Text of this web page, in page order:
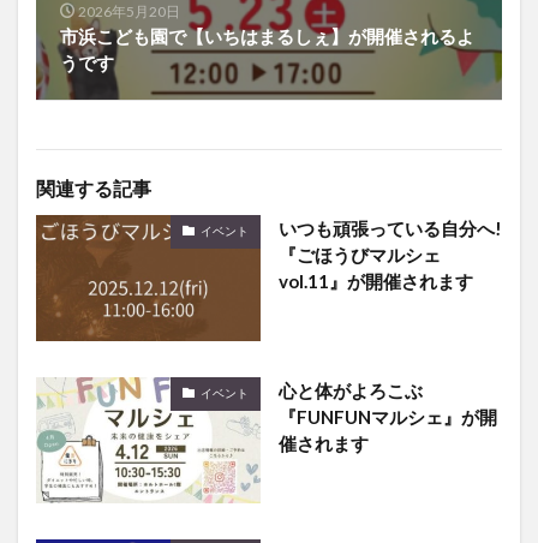
2026年5月20日
市浜こども園で【いちはまるしぇ】が開催されるよ
うです
関連する記事
イベント
いつも頑張っている自分へ!
『ごほうびマルシェ
vol.11』が開催されます
イベント
心と体がよろこぶ
『FUNFUNマルシェ』が開
催されます